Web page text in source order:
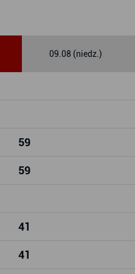
09.08 (niedz.)
59
59
41
41